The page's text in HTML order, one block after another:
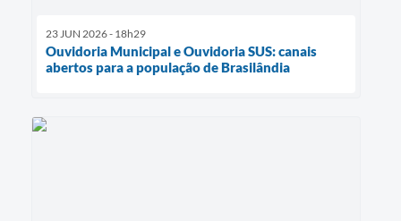
23 JUN 2026 - 18h29
Ouvidoria Municipal e Ouvidoria SUS: canais
abertos para a população de Brasilândia